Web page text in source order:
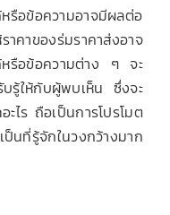
รือข้อความอาจมีผลต่อ
คาของร่มราคาส่งอาจ
รือข้อความต่าง ๆ จะ
บรู้ให้กับผู้พบเห็น ซึ่งจะ
ะไร ถือเป็นการโปรโมต
นที่รู้จักในวงกว้างมาก